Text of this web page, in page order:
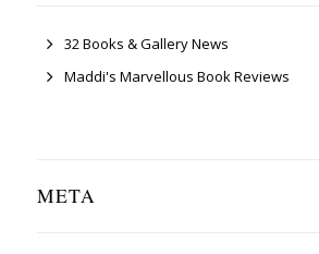
32 Books & Gallery News
Maddi's Marvellous Book Reviews
META